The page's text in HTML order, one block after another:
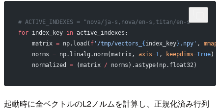
# ACTIVE_INDEXES = "nova/ja-s,nova/en-s,titan/en-s"
for index_key in active_indexes:
    matrix
= np.load( f'/tmp/vectors_ { index_key} .npy' ,
    norms
= np.linalg.norm(matrix, axis=1, keepdims=True)
    normalized
= (matrix / norms).astype(np.float32)
起動時に全ベクトルのL2ノルムを計算し、正規化済み行列